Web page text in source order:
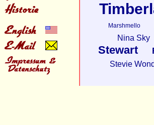
Marshmello
Nina Sky
Stewart
Stevie